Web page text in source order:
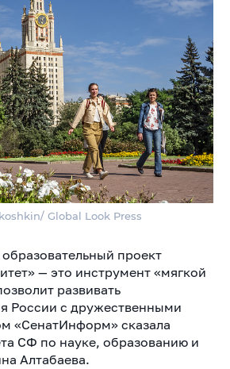
Global Look Press
проект
— это инструмент «мягкой
развивать
России с дружественными
«СенатИнформ» сказала
СФ по науке, образованию и
Алтабаева.